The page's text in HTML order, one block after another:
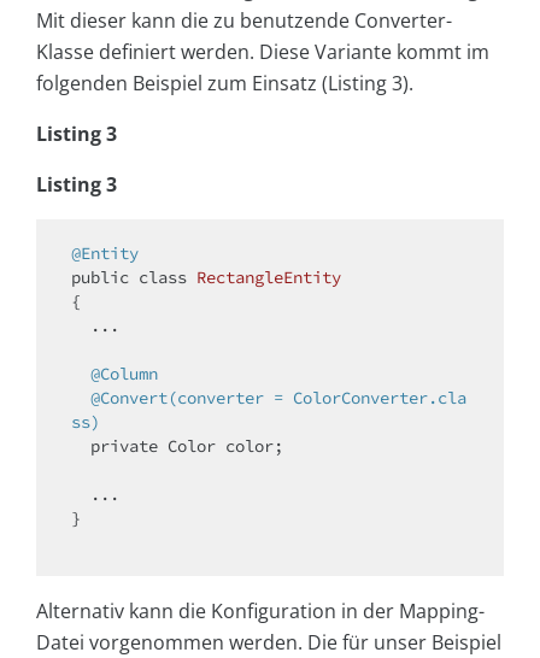
Mit dieser kann die zu benutzende Converter-
Klasse definiert werden. Diese Variante kommt im
folgenden Beispiel zum Einsatz (Listing 3).
Listing 3
Listing 3
@Entity
public class RectangleEntity
{
@Column
@Convert(converter = ColorConverter.cla
ss)
private Color color;
}
Alternativ kann die Konfiguration in der Mapping-
Datei vorgenommen werden. Die für unser Beispiel